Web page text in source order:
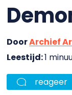
DoorArchief
Leestijd:1
reageer